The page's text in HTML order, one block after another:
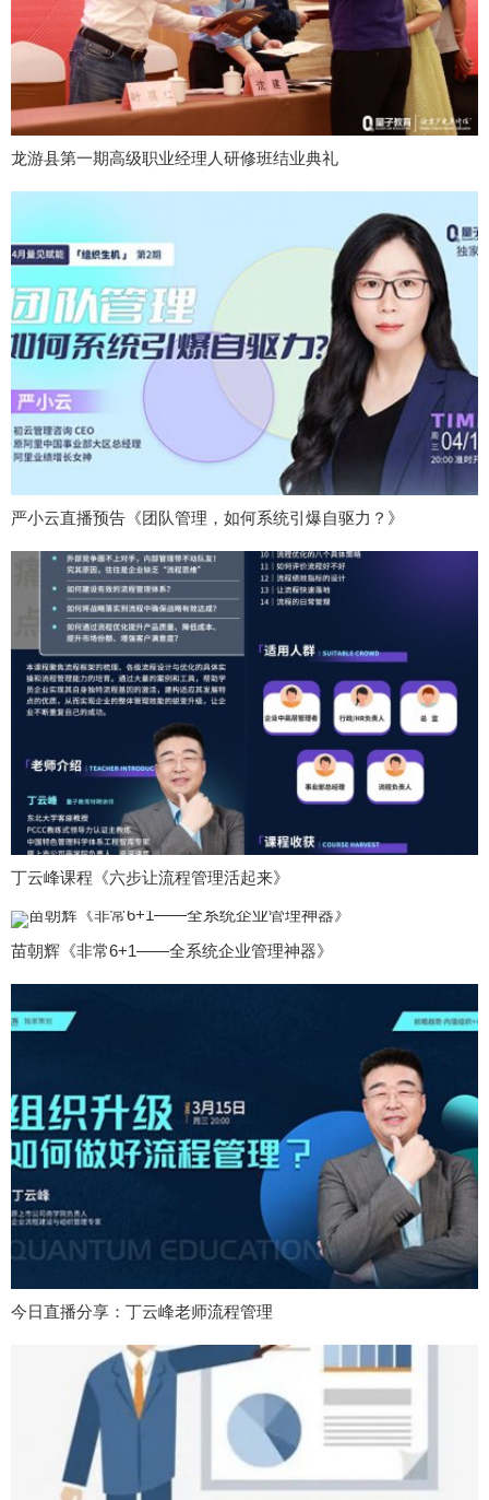
龙游县第一期高级职业经理人研修班结业典礼
严小云直播预告《团队管理，如何系统引爆自驱力？》
丁云峰课程《六步让流程管理活起来》
苗朝辉《非常6+1——全系统企业管理神器》
今日直播分享：丁云峰老师流程管理